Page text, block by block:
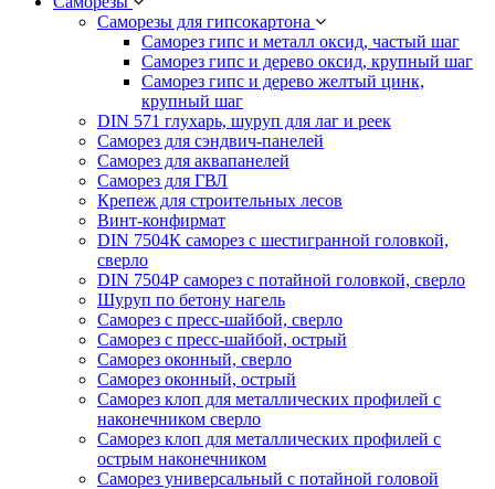
Саморезы для гипсокартона
Саморез гипс и металл оксид, частый шаг
Саморез гипс и дерево оксид, крупный шаг
Саморез гипс и дерево желтый цинк,
крупный шаг
DIN 571 глухарь, шуруп для лаг и реек
Саморез для сэндвич-панелей
Саморез для аквапанелей
Саморез для ГВЛ
Крепеж для строительных лесов
Винт-конфирмат
DIN 7504К саморез с шестигранной головкой,
сверло
DIN 7504Р саморез с потайной головкой, сверло
Шуруп по бетону нагель
Саморез с пресс-шайбой, сверло
Саморез с пресс-шайбой, острый
Саморез оконный, сверло
Саморез оконный, острый
Саморез клоп для металлических профилей с
наконечником сверло
Саморез клоп для металлических профилей с
острым наконечником
Саморез универсальный с потайной головой